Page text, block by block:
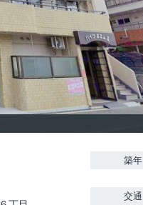
築年
交通